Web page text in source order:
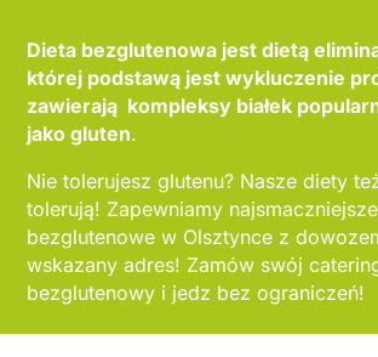
Dieta bezglutenowa jest dietą
której podstawą jest wykluczenie
zawierają kompleksy białek
jako gluten.
Nie tolerujesz glutenu? Nasze diety
tolerują! Zapewniamy
bezglutenowe w Olsztynce z
wskazany adres! Zamów swój
bezglutenowy i jedz bez ograniczeń!